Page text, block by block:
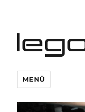
MENÜ